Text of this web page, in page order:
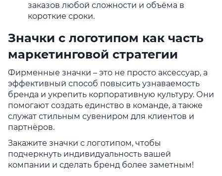
заказов любой сложности и объёма в
короткие сроки.
Значки с логотипом как часть
маркетинговой стратегии
Фирменные значки – это не просто аксессуар, а
эффективный способ повысить узнаваемость
бренда и укрепить корпоративную культуру. Они
помогают создать единство в команде, а также
служат стильным сувениром для клиентов и
партнёров.
Закажите значки с логотипом, чтобы
подчеркнуть индивидуальность вашей
компании и сделать бренд более заметным!